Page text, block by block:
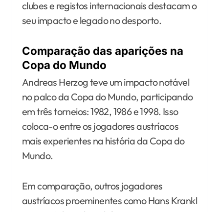
clubes e registos internacionais destacam o
seu impacto e legado no desporto.
Comparação das aparições na
Copa do Mundo
Andreas Herzog teve um impacto notável
no palco da Copa do Mundo, participando
em três torneios: 1982, 1986 e 1998. Isso
coloca-o entre os jogadores austríacos
mais experientes na história da Copa do
Mundo.
Em comparação, outros jogadores
austríacos proeminentes como Hans Krankl